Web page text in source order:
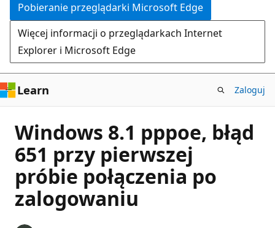
Pobieranie przeglądarki Microsoft Edge
Więcej informacji o przeglądarkach Internet
Explorer i Microsoft Edge
Learn Zaloguj
Windows 8.1 pppoe, błąd
651 przy pierwszej
próbie połączenia po
zalogowaniu